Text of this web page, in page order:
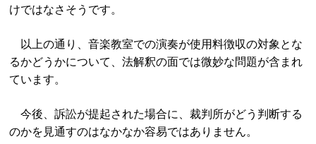
けではなさそうです。
以上の通り、音楽教室での演奏が使用料徴収の対象とな
るかどうかについて、法解釈の面では微妙な問題が含まれ
ています。
今後、訴訟が提起された場合に、裁判所がどう判断する
のかを見通すのはなかなか容易ではありません。